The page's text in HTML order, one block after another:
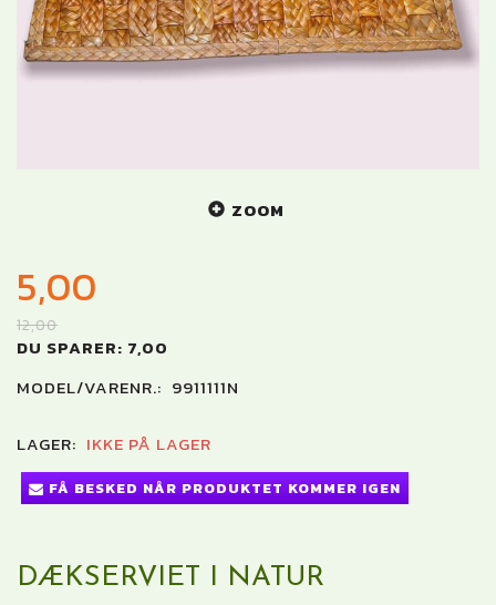
ZOOM
5,00
12,00
DU SPARER: 7,00
MODEL/VARENR.: 9911111N
LAGER: IKKE PÅ LAGER
FÅ BESKED NÅR PRODUKTET KOMMER IGEN
DÆKSERVIET I NATUR